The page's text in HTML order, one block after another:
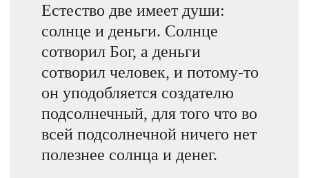
Естество две имеет души:
солнце и деньги. Солнце
сотворил Бог, а деньги
сотворил человек, и потому-то
он уподобляется создателю
подсолнечный, для того что во
всей подсолнечной ничего нет
полезнее солнца и денег.